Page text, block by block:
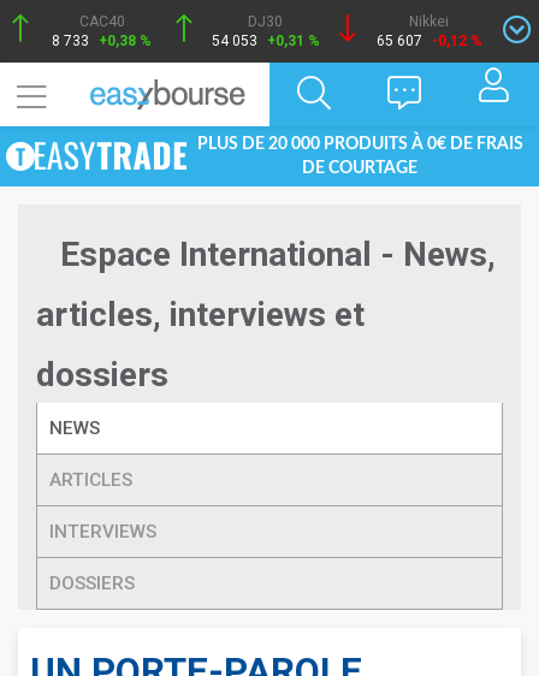
CAC40
8 733
+0,38 %
DJ30
54 053
+0,31 %
Nikkei
65 607
-0,12 %
PLUS DE 20 000 PRODUITS À 0€ DE FRAIS
DE COURTAGE
Espace International - News,
articles, interviews et
dossiers
NEWS
ARTICLES
INTERVIEWS
DOSSIERS